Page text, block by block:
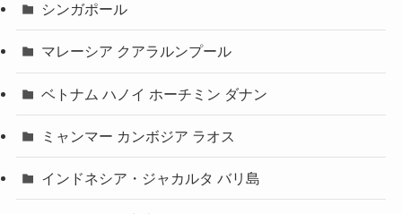
シンガポール
マレーシア クアラルンプール
ベトナム ハノイ ホーチミン ダナン
ミャンマー カンボジア ラオス
インドネシア・ジャカルタ バリ島